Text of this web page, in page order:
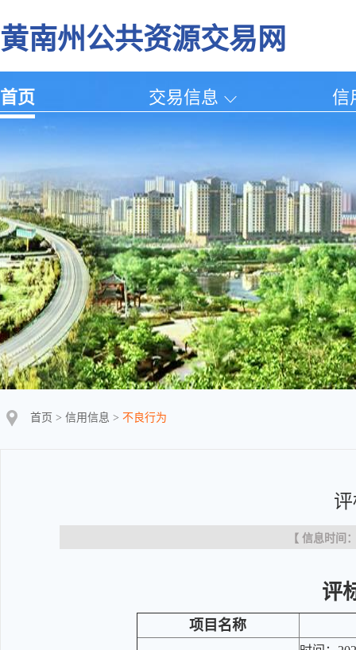
黄南州公共资源交易网
首页 交易信息 信
首页 > 信用信息 > 不良行为
【 信息时间
评
项目名称